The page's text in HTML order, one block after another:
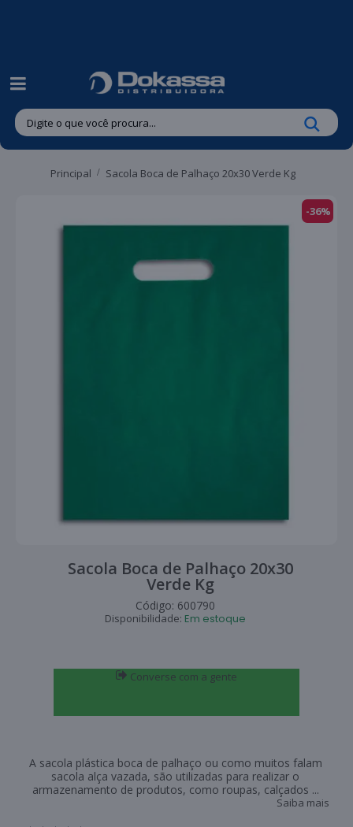
Principal Sacola Boca de Palhaço 20x30 Verde Kg
-36%
Sacola Boca de Palhaço 20x30
Verde Kg
Código: 600790
Disponibilidade: Em estoque
Converse com a gente
A sacola plástica boca de palhaço ou como muitos falam
sacola alça vazada, são utilizadas para realizar o
armazenamento de produtos, como roupas, calçados ...
Saiba mais